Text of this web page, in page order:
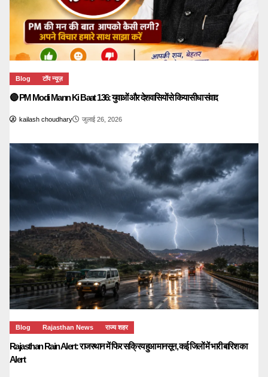
Blog टॉप न्यूज़
🔴 PM Modi Mann Ki Baat 136: युवाओं और देशवासियों से किया सीधा संवाद
kailash choudhary जुलाई 26, 2026
Blog Rajasthan News राज्य शहर
Rajasthan Rain Alert: राजस्थान में फिर सक्रिय हुआ मानसून, कई जिलों में भारी बारिश का
Alert